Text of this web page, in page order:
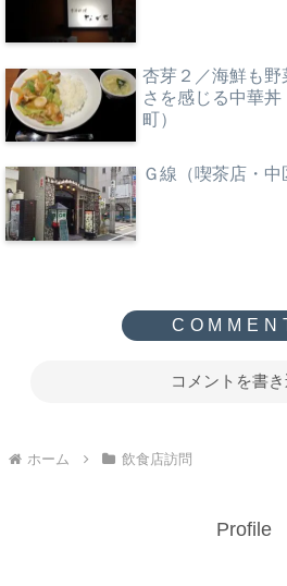
杏芽２／海鮮も野
さを感じる中華
町）
Ｇ線（喫茶店・中
コメントを書
ホーム 飲食店訪問
Profile